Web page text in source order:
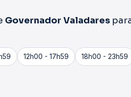
Governador Valadares
12h00 - 17h59 18h00 - 23h59